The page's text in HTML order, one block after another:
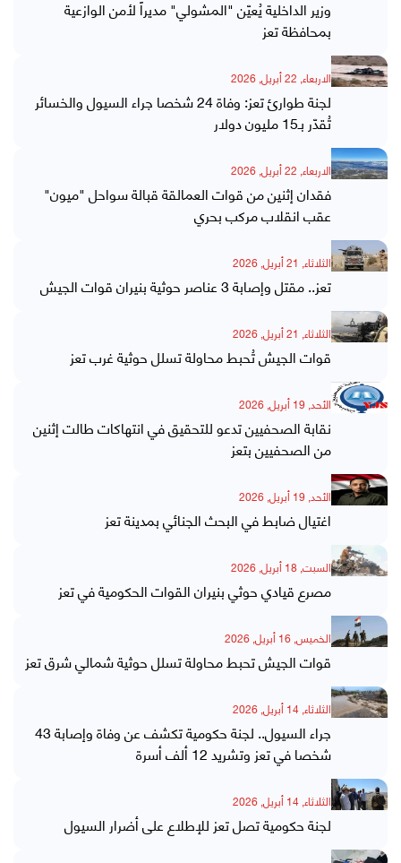
وزير الداخلية يُعيّن "المشولي" مديراً لأمن الوازعية
بمحافظة تعز
الاربعاء, 22 أبريل, 2026
لجنة طوارئ تعز: وفاة 24 شخصا جراء السيول والخسائر
تُقدّر بـ15 مليون دولار
الاربعاء, 22 أبريل, 2026
فقدان إثنين من قوات العمالقة قبالة سواحل "ميون"
عقب انقلاب مركب بحري
الثلاثاء, 21 أبريل, 2026
تعز.. مقتل وإصابة 3 عناصر حوثية بنيران قوات الجيش
الثلاثاء, 21 أبريل, 2026
قوات الجيش تُحبط محاولة تسلل حوثية غرب تعز
الأحد, 19 أبريل, 2026
نقابة الصحفيين تدعو للتحقيق في انتهاكات طالت إثنين
من الصحفيين بتعز
الأحد, 19 أبريل, 2026
اغتيال ضابط في البحث الجنائي بمدينة تعز
السبت, 18 أبريل, 2026
مصرع قيادي حوثي بنيران القوات الحكومية في تعز
الخميس, 16 أبريل, 2026
قوات الجيش تحبط محاولة تسلل حوثية شمالي شرق تعز
الثلاثاء, 14 أبريل, 2026
جراء السيول.. لجنة حكومية تكشف عن وفاة وإصابة 43
شخصا في تعز وتشريد 12 ألف أسرة
الثلاثاء, 14 أبريل, 2026
لجنة حكومية تصل تعز للإطلاع على أضرار السيول